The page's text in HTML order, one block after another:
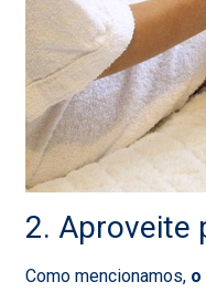
2. Aproveite
Como mencionamos, o